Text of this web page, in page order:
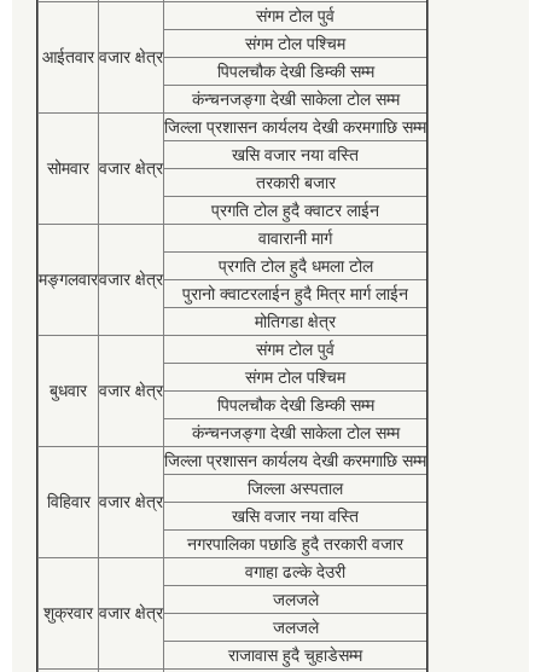
आईतवार वजार क्षेत्र
संगम टोल पुर्व
संगम टोल पश्चिम
पिपलचौक देखी डिम्की सम्म
कंन्चनजङ्गा देखी साकेला टोल सम्म
सोमवार वजार क्षेत्र
जिल्ला प्रशासन कार्यलय देखी करमगाछि सम्म
खसि वजार नया वस्ति
तरकारी बजार
प्रगति टोल हुदै क्वाटर लाईन
मङ्गलवारवजार क्षेत्र
वावारानी मार्ग
प्रगति टोल हुदै धमला टोल
पुरानो क्वाटरलाईन हुदै मित्र मार्ग लाईन
मोतिगडा क्षेत्र
बुधवार वजार क्षेत्र
संगम टोल पुर्व
संगम टोल पश्चिम
पिपलचौक देखी डिम्की सम्म
कंन्चनजङ्गा देखी साकेला टोल सम्म
विहिवार वजार क्षेत्र
जिल्ला प्रशासन कार्यलय देखी करमगाछि सम्म
जिल्ला अस्पताल
खसि वजार नया वस्ति
नगरपालिका पछाडि हुदै तरकारी वजार
शुक्रवार वजार क्षेत्र
वगाहा ढल्के देउरी
जलजले
जलजले
राजावास हुदै चुहाडेसम्म